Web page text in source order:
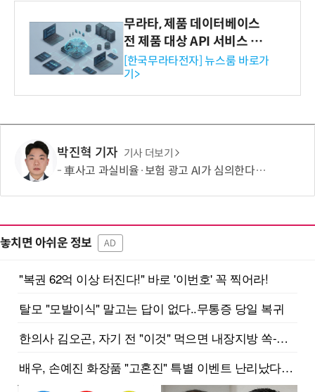
무라타, 제품 데이터베이스
전 제품 대상 API 서비스 제
공…73개 제품 카테고리로
확대
[한국무라타전자] 뉴스룸 바로가
기>
박진혁 기자 기사 더보기
車사고 과실비율·보험 광고 AI가 심의한다…손보협회, 분석 시스템 구축
놓치면 아쉬운 정보 AD